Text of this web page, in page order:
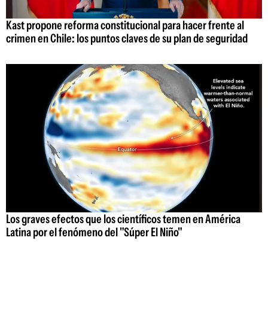
Kast propone reforma constitucional para hacer frente al
crimen en Chile: los puntos claves de su plan de seguridad
Los graves efectos que los científicos temen en América
Latina por el fenómeno del "Súper El Niño"